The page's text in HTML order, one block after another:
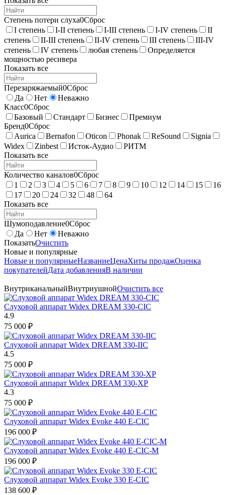
Степень потери слуха0Сброс
I степень
I-II степень I-III степень I-IV степень
II
степень
II-III степень II-IV степень III степень
III-IV
степень
IV степень любая степень
Определяется
мощностью ресивера
Показать все
Перезаряжаемый0Сброс
Да
Нет
Неважно
Класс0Сброс
Базовый
Стандарт Бизнес
Премиум
Бренд0Сброс
Aurica
Bernafon Oticon Phonak ReSound
Signia
Widex
Zinbest Исток-Аудио
РИТМ
Показать все
Количество каналов0Сброс
1
2 3 4 5 6 7 8 9 10 12 14 15
16
17
20 24 32 48
64
Показать все
Шумоподавление0Сброс
Да
Нет
Неважно
ПоказатьОчистить
Новые и популярные
Новые и популярныеНазваниеЦенаХиты продажОценка
покупателейДата добавленияВ наличии
ВнутриканальныйВнутриушнойОчистить все
Слуховой аппарат Widex DREAM 330-CIC
4.9
75 000 ₽
Слуховой аппарат Widex DREAM 330-IIC
4.5
75 000 ₽
Слуховой аппарат Widex DREAM 330-XP
4.3
75 000 ₽
Слуховой аппарат Widex Evoke 440 E-CIC
196 000 ₽
Слуховой аппарат Widex Evoke 440 E-CIC-M
196 000 ₽
Слуховой аппарат Widex Evoke 330 E-CIC
138 600 ₽